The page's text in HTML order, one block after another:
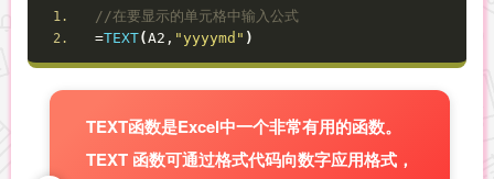
//在要显示的单元格中输入公式
=TEXT(A2, "yyyymd" )
TEXT函数是Excel中一个非常有用的函数。
TEXT 函数可通过格式代码向数字应用格式，